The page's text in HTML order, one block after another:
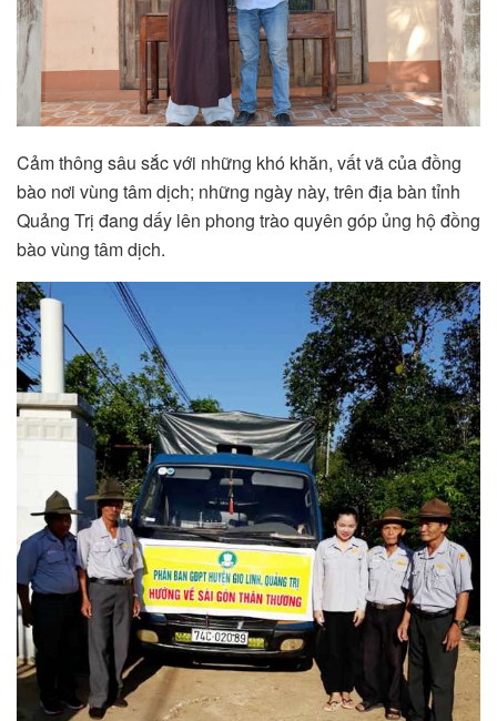
Cảm thông sâu sắc với những khó khăn, vất vã của đồng
bào nơi vùng tâm dịch; những ngày này, trên địa bàn tỉnh
Quảng Trị đang dấy lên phong trào quyên góp ủng hộ đồng
bào vùng tâm dịch.